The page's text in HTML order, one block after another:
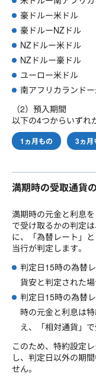
豪ドルー米ドル
豪ドルーNZドル
NZドルー米ドル
NZドルー豪ドル
ユーロー米ドル
南アフリカランド
（2）預入期間
以下の4つからいずれ
1ヵ月もの 3ヵ月
満期時の受取通貨
満期時の元金と利息
で受け取るかの判定
に、「為替レート」
当行が判定します。
判定日15時の為替
貨安と判定された
判定日15時の為替
時の元金と利息は
え、「相対通貨」
このため、特約設定
し、判定日以外の期
せん。